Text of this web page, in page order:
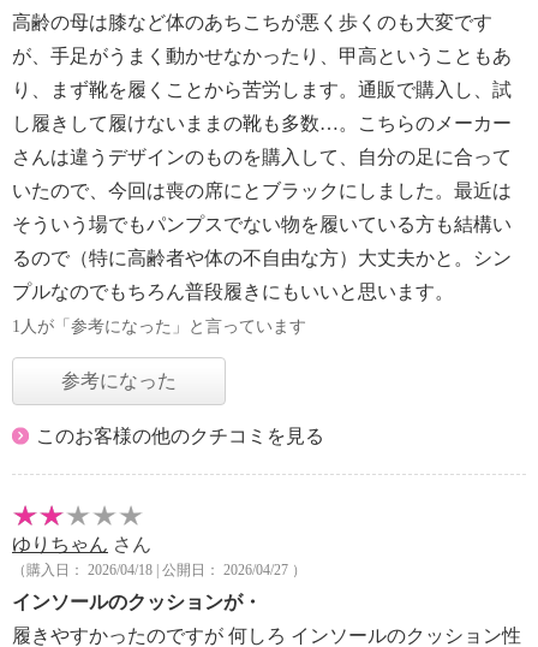
高齢の母は膝など体のあちこちが悪く歩くのも大変です
が、手足がうまく動かせなかったり、甲高ということもあ
り、まず靴を履くことから苦労します。通販で購入し、試
し履きして履けないままの靴も多数…。こちらのメーカー
さんは違うデザインのものを購入して、自分の足に合って
いたので、今回は喪の席にとブラックにしました。最近は
そういう場でもパンプスでない物を履いている方も結構い
るので（特に高齢者や体の不自由な方）大丈夫かと。シン
プルなのでもちろん普段履きにもいいと思います。
1人が「参考になった」と言っています
参考になった
このお客様の他のクチコミを見る
ゆりちゃん さん
（購入日： 2026/04/18 | 公開日： 2026/04/27 ）
インソールのクッションが・
履きやすかったのですが 何しろ インソールのクッション性